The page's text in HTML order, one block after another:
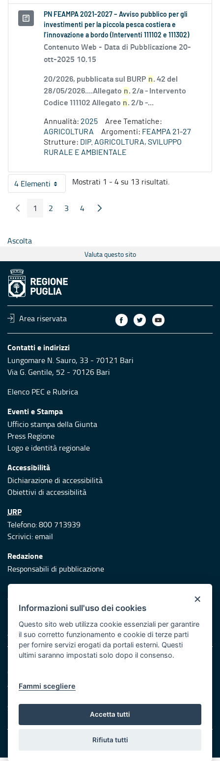
PN FEAMPA 2021-2027 – Avviso pubblico per gli
investimenti per la piccola pesca costiera e
l’innovazione a bordo (Interventi 111102 e 111302)
Contenuto Web - Data di Pubblicazione 20-
ott-2025 10.15
20/2026, pubblicata sul BURP n. 42 del
28/05/2026....Allegato n. 2/a - Intervento
Codice 111102 Allegato n. 2/b -...
Annualità: 2025
Aree Tematiche:
AGRICOLTURA
Argomenti: FEAMPA 21-27
Strutture: DIP. AGRICOLTURA, SVILUPPO
RURALE E AMBIENTALE
4 ElementiPer pagina
Mostrati 1 - 4 su 13 risultati.
Pagina Precedente
Pagina
1 Pagina
2 Pagina
3 Pagina
4 Pagina Seguente
Ascolta
Valuta questo sito
Area riservata
Contatti e indirizzi
Lungomare N. Sauro, 33 - 70121 Bari
Via G. Gentile, 52 - 70126 Bari
Elenco PEC e Rubrica
Eventi e Stampa
Ufficio stampa della Giunta
Press Regione
Logo e identità regionale
Accessibilità
Dichiarazione di accessibilità
Obiettivi di accessibilità
URP
Telefono: 800 713939
Scrivici:email
Redazione
Responsabili di pubblicazione
Protezione civile
Vai al sito di Protezione Civile Puglia
Iniziativa finanziata con risorse del POR Puglia 2014/2020 -
Asse XI
Note legali
Cookie e privacy
Atti di notifica
Servizi Intranet
© Regione Puglia
×
Informazioni sull'uso dei cookies
Questo sito web utilizza cookie essenziali per garantire
il suo corretto funzionamento e cookie di terze parti
per fornire servizi erogati da portali esterni. Questi
ultimi saranno impostati solo dopo il consenso.
Fammi scegliere
Accetta tutti
Rifiuta tutti